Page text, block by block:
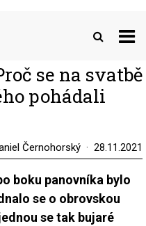
se na svatbě
pohádali
Černohorský 28.11.2021
boku panovníka bylo
se o obrovskou
se tak bujaré